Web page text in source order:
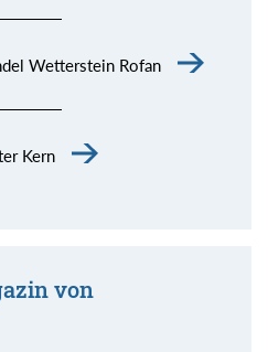
Wetterstein Rofan
Kern
von